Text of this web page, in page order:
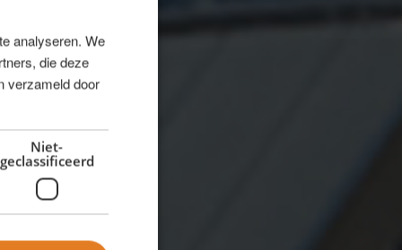
analyseren. We
die deze
verzameld door
Niet-
geclassificeerd